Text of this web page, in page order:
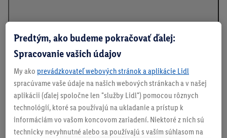
b
j
a
v
Predtým, ako budeme pokračovať ďalej:
Spracovanie vašich údajov
My ako prevádzkovateľ webových stránok a aplikácie Lidl
spracúvame vaše údaje na našich webových stránkach a v našej
aplikácii (ďalej spoločne len "služby Lidl") pomocou rôznych
technológií, ktoré sa používajú na ukladanie a prístup k
informáciám vo vašom koncovom zariadení. Niektoré z nich sú
technicky nevyhnutné alebo sa používajú s vaším súhlasom na